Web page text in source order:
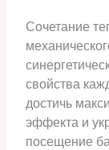
Сочетание
свойства
достичь
эффекта и
посещение